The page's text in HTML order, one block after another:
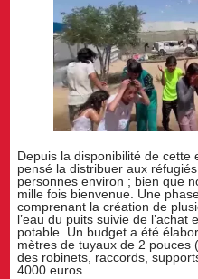
Depuis la disponibilité de cette
pensé la distribuer aux
personnes environ ; bien que
mille fois bienvenue. Une
comprenant la création de
l’eau du puits suivie de l’achat
potable. Un budget a été
mètres de tuyaux de 2 pouces
des robinets, raccords,
4000 euros.